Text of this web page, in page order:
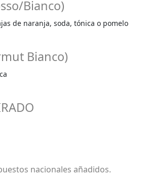
Bianco)
de naranja, soda, tónica o pomelo
Bianco)
nacionales añadidos.